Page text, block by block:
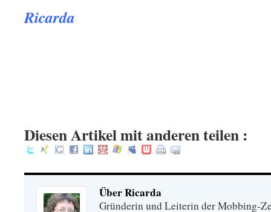
Ricarda
Diesen Artikel mit anderen teilen :
Über Ricarda
Gründerin und Leiterin der Mobbing-